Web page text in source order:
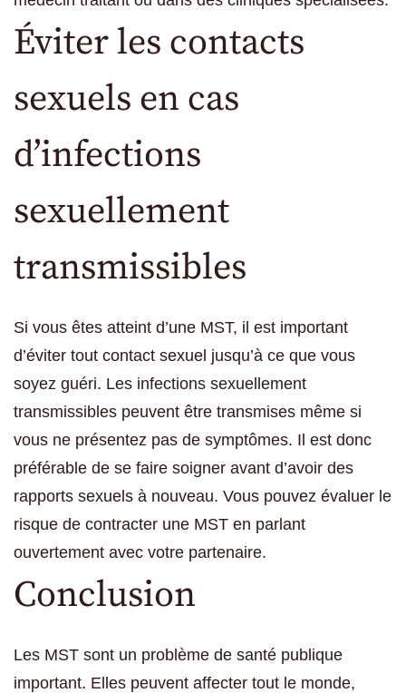
Éviter les contacts
sexuels en cas
d’infections
sexuellement
transmissibles
Si vous êtes atteint d’une MST, il est important
d’éviter tout contact sexuel jusqu’à ce que vous
soyez guéri. Les infections sexuellement
transmissibles peuvent être transmises même si
vous ne présentez pas de symptômes. Il est donc
préférable de se faire soigner avant d’avoir des
rapports sexuels à nouveau. Vous pouvez évaluer le
risque de contracter une MST en parlant
ouvertement avec votre partenaire.
Conclusion
Les MST sont un problème de santé publique
important. Elles peuvent affecter tout le monde,